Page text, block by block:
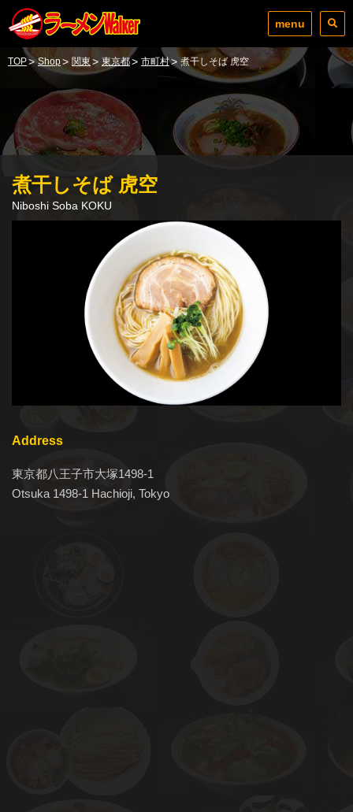
menu
TOP> Shop> 関東 > 東京都> 市町村> 煮干しそば 虎空
煮干しそば 虎空
Niboshi Soba KOKU
Address
東京都八王子市大塚1498-1
Otsuka 1498-1 Hachioji, Tokyo